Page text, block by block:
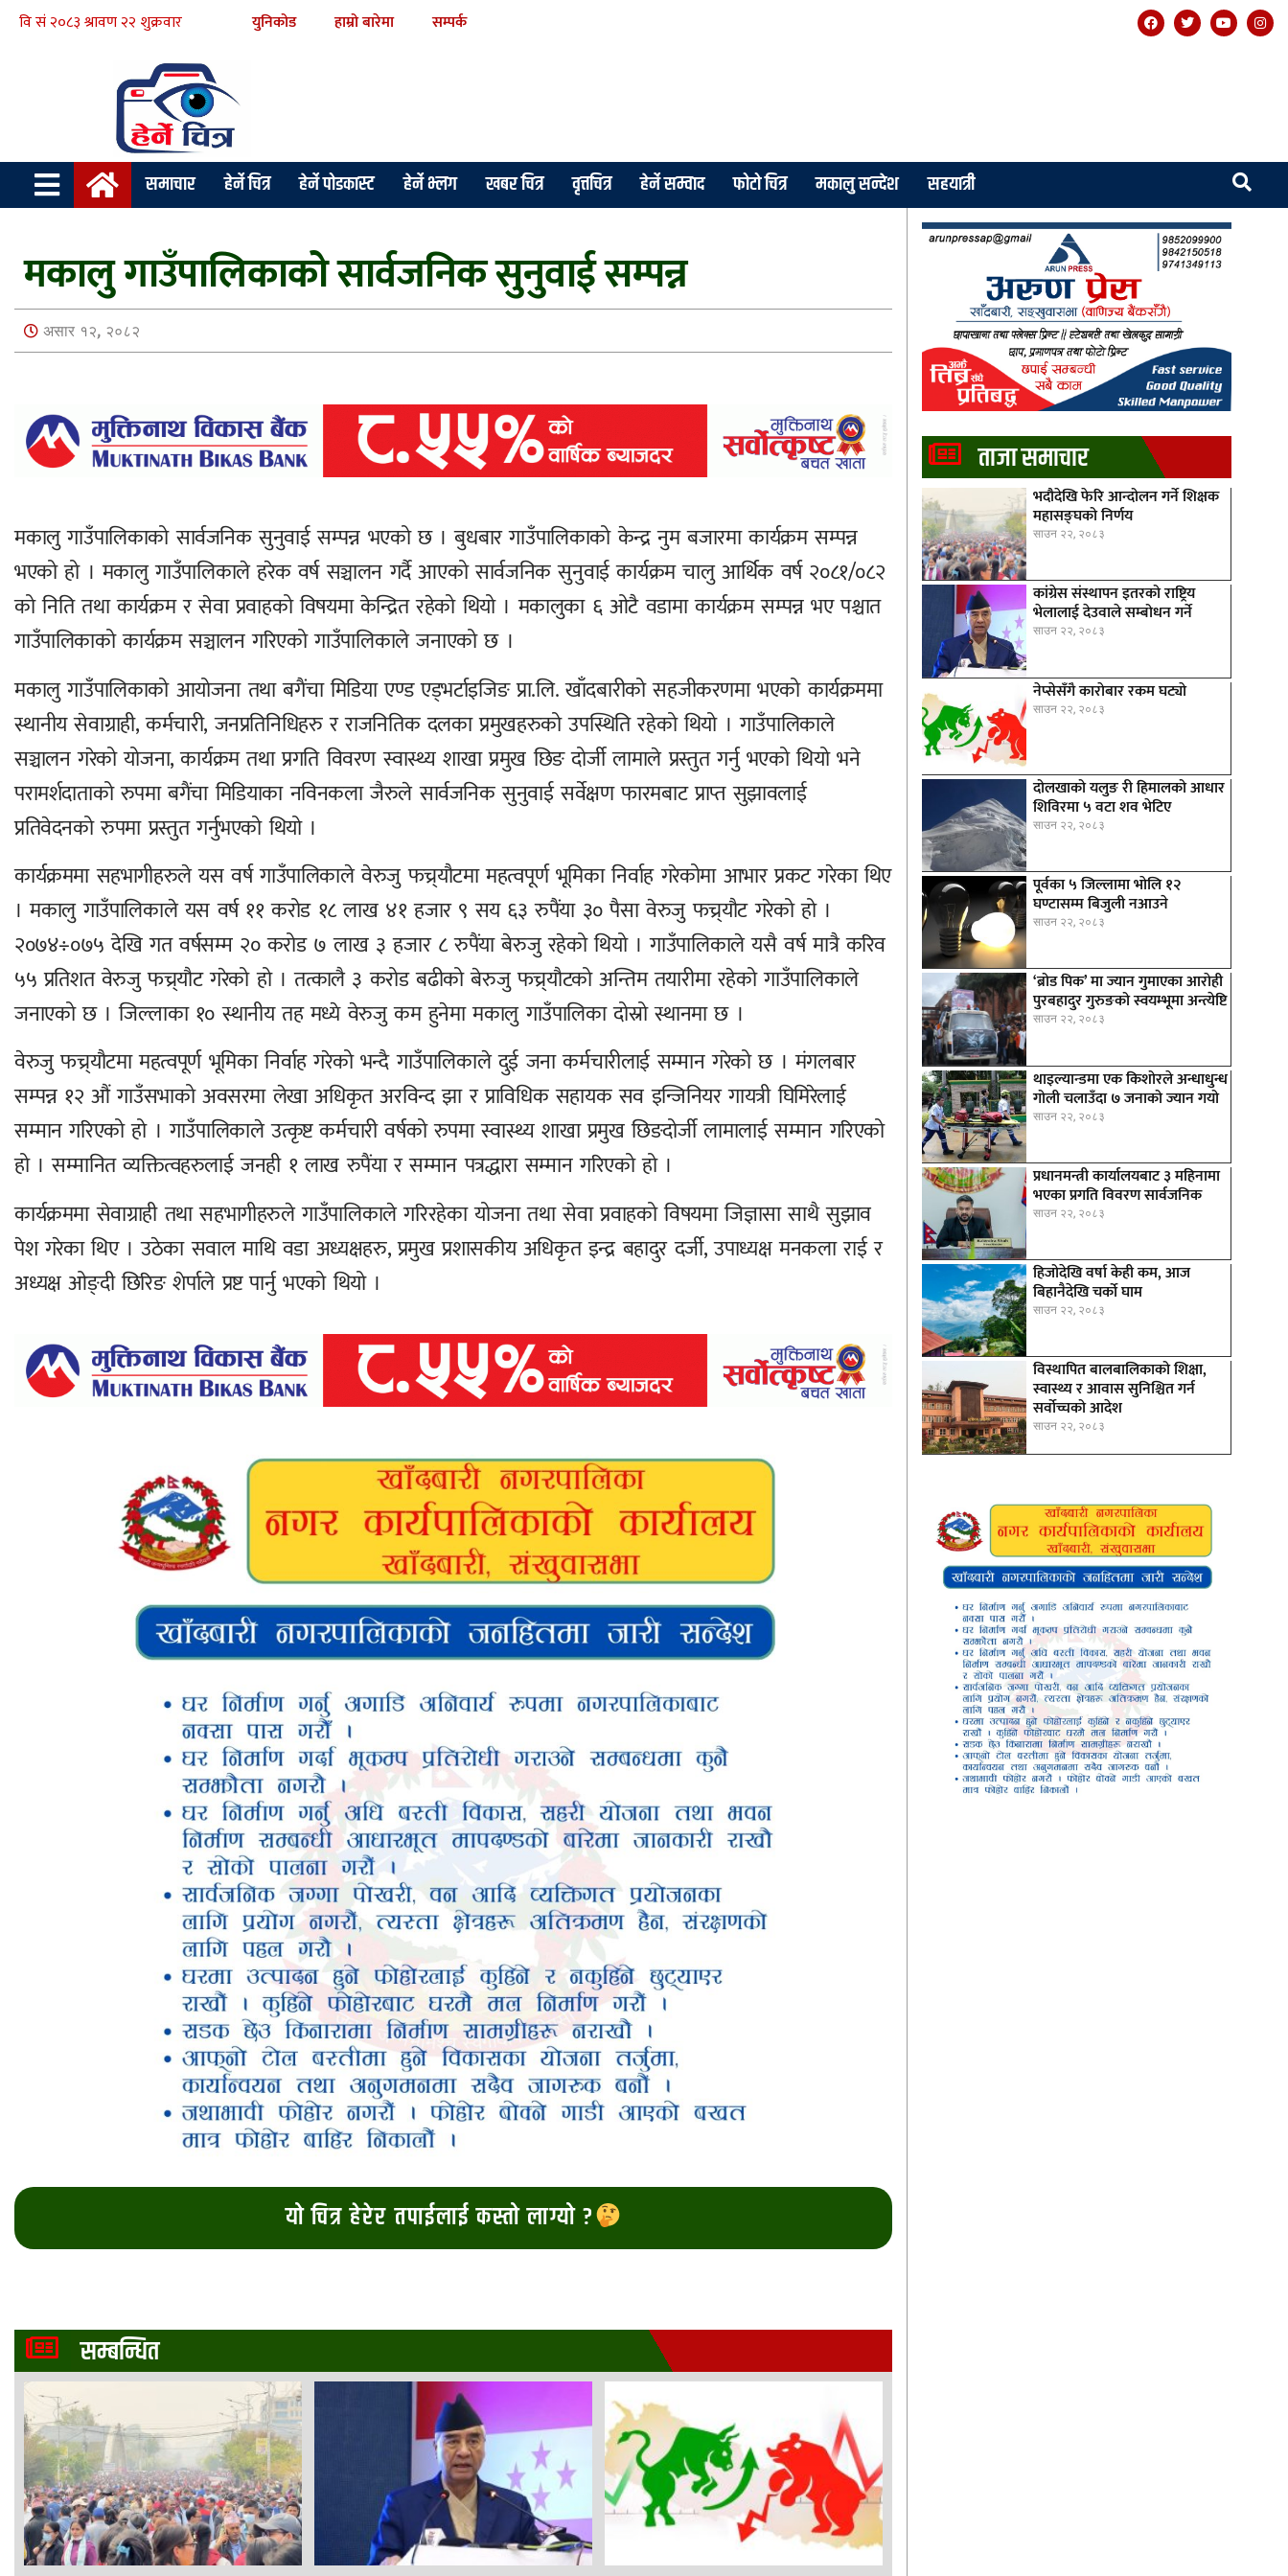
युनिकोड हाम्रो बारेमा सम्पर्क
समाचार हेर्ने चित्र हेर्ने पोडकास्ट हेर्ने भ्लग खबर चित्र वृत्तचित्र हेर्ने सम्वाद फोटो चित्र मकालु सन्देश सहयात्री
मकालु गाउँपालिकाको सार्वजनिक सुनुवाई सम्पन्न
असार १२, २०८२
मकालु गाउँपालिकाको सार्वजनिक सुनुवाई सम्पन्न भएको छ । बुधबार गाउँपालिकाको केन्द्र नुम बजारमा कार्यक्रम सम्पन्न
भएको हो । मकालु गाउँपालिकाले हरेक वर्ष सञ्चालन गर्दै आएको सार्वजनिक सुनुवाई कार्यक्रम चालु आर्थिक वर्ष २०८१/०८२
को निति तथा कार्यक्रम र सेवा प्रवाहको विषयमा केन्द्रित रहेको थियो । मकालुका ६ ओटै वडामा कार्यक्रम सम्पन्न भए पश्चात
गाउँपालिकाको कार्यक्रम सञ्चालन गरिएको गाउँपालिकाले जनाएको छ ।
मकालु गाउँपालिकाको आयोजना तथा बगैंचा मिडिया एण्ड एड्भर्टाइजिङ प्रा.लि. खाँदबारीको सहजीकरणमा भएको कार्यक्रममा
स्थानीय सेवाग्राही, कर्मचारी, जनप्रतिनिधिहरु र राजनितिक दलका प्रमुखहरुको उपस्थिति रहेको थियो । गाउँपालिकाले
सञ्चालन गरेको योजना, कार्यक्रम तथा प्रगति विवरण स्वास्थ्य शाखा प्रमुख छिङ दोर्जी लामाले प्रस्तुत गर्नु भएको थियो भने
परामर्शदाताको रुपमा बगैंचा मिडियाका नविनकला जैरुले सार्वजनिक सुनुवाई सर्वेक्षण फारमबाट प्राप्त सुझावलाई
प्रतिवेदनको रुपमा प्रस्तुत गर्नुभएको थियो ।
कार्यक्रममा सहभागीहरुले यस वर्ष गाउँपालिकाले वेरुजु फच्र्यौटमा महत्वपूर्ण भूमिका निर्वाह गरेकोमा आभार प्रकट गरेका थिए
। मकालु गाउँपालिकाले यस वर्ष ११ करोड १८ लाख ४१ हजार ९ सय ६३ रुपैंया ३० पैसा वेरुजु फच्र्यौट गरेको हो ।
२०७४÷०७५ देखि गत वर्षसम्म २० करोड ७ लाख ३ हजार ८ रुपैंया बेरुजु रहेको थियो । गाउँपालिकाले यसै वर्ष मात्रै करिव
५५ प्रतिशत वेरुजु फच्र्यौट गरेको हो । तत्कालै ३ करोड बढीको बेरुजु फच्र्यौटको अन्तिम तयारीमा रहेको गाउँपालिकाले
जनाएको छ । जिल्लाका १० स्थानीय तह मध्ये वेरुजु कम हुनेमा मकालु गाउँपालिका दोस्रो स्थानमा छ ।
वेरुजु फच्र्यौटमा महत्वपूर्ण भूमिका निर्वाह गरेको भन्दै गाउँपालिकाले दुई जना कर्मचारीलाई सम्मान गरेको छ । मंगलबार
सम्पन्न १२ औं गाउँसभाको अवसरमा लेखा अधिकृत अरविन्द झा र प्राविधिक सहायक सव इन्जिनियर गायत्री घिमिरेलाई
सम्मान गरिएको हो । गाउँपालिकाले उत्कृष्ट कर्मचारी वर्षको रुपमा स्वास्थ्य शाखा प्रमुख छिङदोर्जी लामालाई सम्मान गरिएको
हो । सम्मानित व्यक्तित्वहरुलाई जनही १ लाख रुपैंया र सम्मान पत्रद्धारा सम्मान गरिएको हो ।
कार्यक्रममा सेवाग्राही तथा सहभागीहरुले गाउँपालिकाले गरिरहेका योजना तथा सेवा प्रवाहको विषयमा जिज्ञासा साथै सुझाव
पेश गरेका थिए । उठेका सवाल माथि वडा अध्यक्षहरु, प्रमुख प्रशासकीय अधिकृत इन्द्र बहादुर दर्जी, उपाध्यक्ष मनकला राई र
अध्यक्ष ओङ्दी छिरिङ शेर्पाले प्रष्ट पार्नु भएको थियो ।
यो चित्र हेरेर तपाईलाई कस्तो लाग्यो ?
सम्बन्धित
ताजा समाचार
भदौदेखि फेरि आन्दोलन गर्ने शिक्षक
महासङ्घको निर्णय
साउन २२, २०८३
कांग्रेस संस्थापन इतरको राष्ट्रिय
भेलालाई देउवाले सम्बोधन गर्ने
साउन २२, २०८३
नेप्सेसँगै काराेबार रकम घट्याे
साउन २२, २०८३
दोलखाको यलुङ री हिमालको आधार
शिविरमा ५ वटा शव भेटिए
साउन २२, २०८३
पूर्वका ५ जिल्लामा भाेलि १२
घण्टासम्म बिजुली नआउने
साउन २२, २०८३
‘ब्रोड पिक’ मा ज्यान गुमाएका आराेही
पुरबहादुर गुरुङको स्वयम्भूमा अन्त्येष्टि
साउन २२, २०८३
थाइल्यान्डमा एक किशोरले अन्धाधुन्ध
गोली चलाउँदा ७ जनाको ज्यान गयो
साउन २२, २०८३
प्रधानमन्त्री कार्यालयबाट ३ महिनामा
भएका प्रगति विवरण सार्वजनिक
साउन २२, २०८३
हिजोदेखि वर्षा केही कम, आज
बिहानैदेखि चर्को घाम
साउन २२, २०८३
विस्थापित बालबालिकाको शिक्षा,
स्वास्थ्य र आवास सुनिश्चित गर्न
सर्वोच्चको आदेश
साउन २२, २०८३